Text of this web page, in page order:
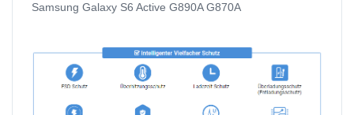
Samsung Galaxy S6 Active G890A G870A